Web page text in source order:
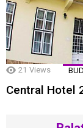
21 Views
Central Hotel